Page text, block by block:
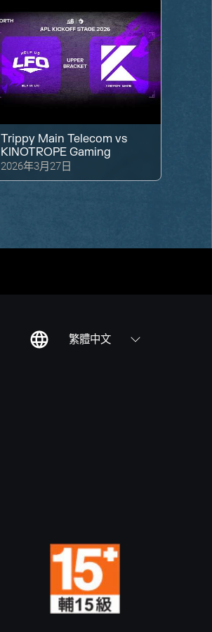
Trippy Main Telecom vs
KINOTROPE Gaming
2026年3月27日
繁體中文